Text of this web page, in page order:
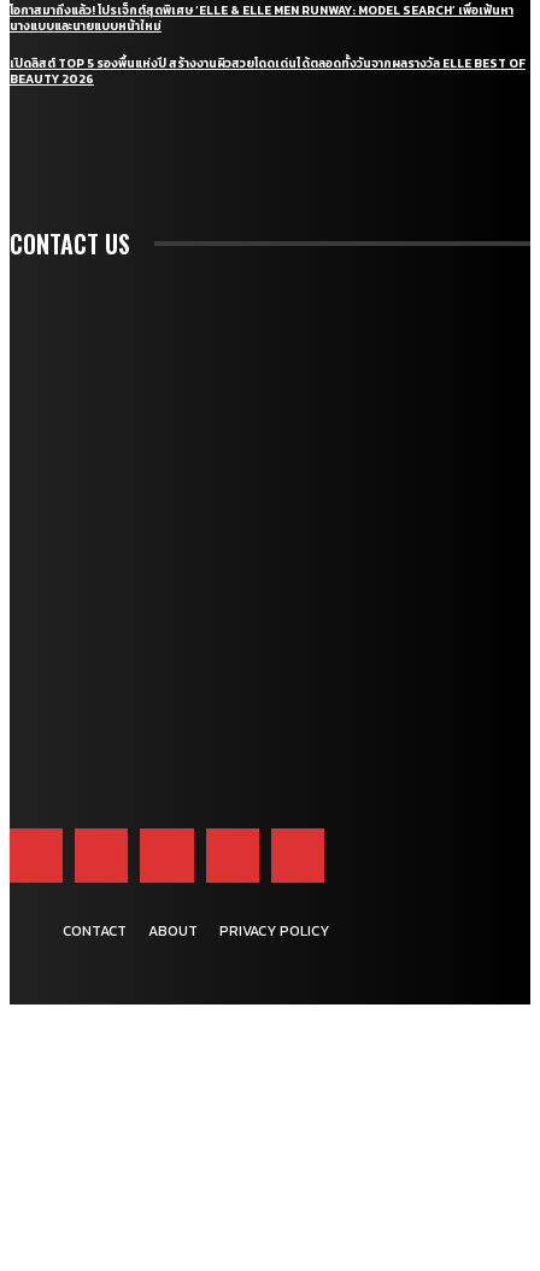
โอกาสมาถึงแล้ว! โปรเจ็กต์สุดพิเศษ ‘ELLE & ELLE MEN RUNWAY: MODEL SEARCH’ เพื่อเฟ้นหา
นางแบบและนายแบบหน้าใหม่
เปิดลิสต์ TOP 5 รองพื้นแห่งปี สร้างงานผิวสวยโดดเด่นได้ตลอดทั้งวันจากผลรางวัล ELLE BEST OF
BEAUTY 2026
CONTACT US
CONTACT ABOUT PRIVACY POLICY